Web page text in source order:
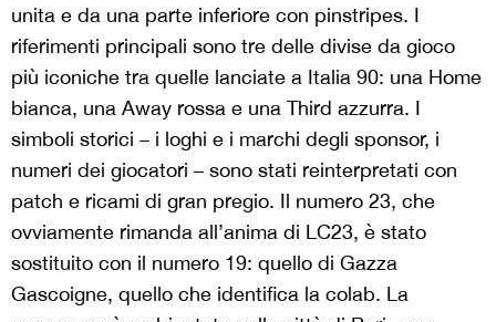
unita e da una parte inferiore con pinstripes. I
riferimenti principali sono tre delle divise da gioco
più iconiche tra quelle lanciate a Italia 90: una Home
bianca, una Away rossa e una Third azzurra. I
simboli storici – i loghi e i marchi degli sponsor, i
numeri dei giocatori – sono stati reinterpretati con
patch e ricami di gran pregio. Il numero 23, che
ovviamente rimanda all’anima di LC23, è stato
sostituito con il numero 19: quello di Gazza
Gascoigne, quello che identifica la colab. La